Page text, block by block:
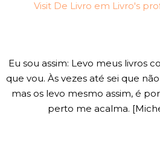
Visit De Livro em Livro's
Eu sou assim: Levo meus livros
que vou. Às vezes até sei que
mas os levo mesmo assim, é
perto me acalma.